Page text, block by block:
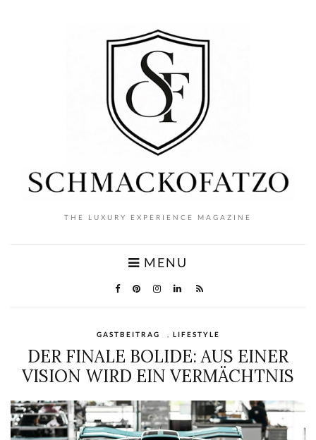
THE LUXURY EXPERIENCE MAGAZINE
MENU
GASTBEITRAG LIFESTYLE
DER FINALE BOLIDE: AUS EINER
VISION WIRD EIN VERMÄCHTNIS